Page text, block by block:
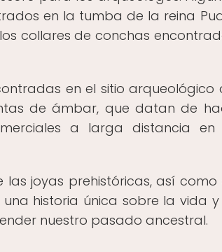
en la tumba de la reina
collares de conchas
en el sitio arqueológico
de ámbar, que datan de
a larga distancia en
joyas prehistóricas, así como
historia única sobre la vida
nuestro pasado ancestral.